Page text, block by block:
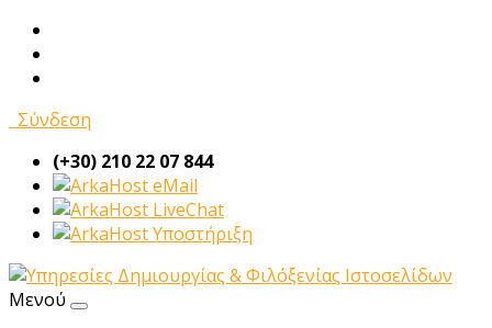
Σύνδεση
(+30) 210 22 07 844
eMail
LiveChat
Υποστήριξη
Μενού